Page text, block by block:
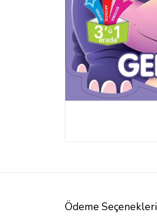
Ödeme Seçenekleri